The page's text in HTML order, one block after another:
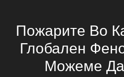
Пожарите Во
Глобален
Можеме